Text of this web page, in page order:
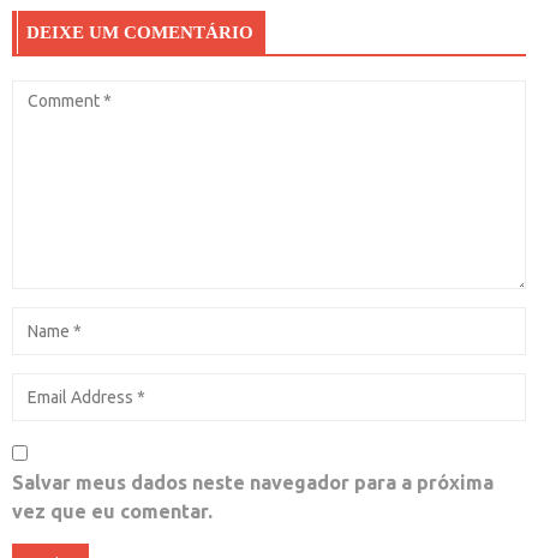
DEIXE UM COMENTÁRIO
Salvar meus dados neste navegador para a próxima
vez que eu comentar.